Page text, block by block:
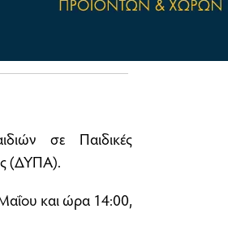
σε Παιδικές
(ΔΥΠΑ).
και ώρα 14:00,